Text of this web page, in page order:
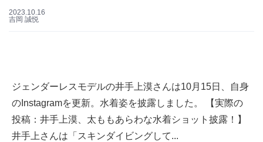
2023.10.16
吉岡 誠悦
ジェンダーレスモデルの井手上漠さんは10月15日、自身
のInstagramを更新。水着姿を披露しました。 【実際の
投稿：井手上漠、太ももあらわな水着ショット披露！】
井手上さんは「スキンダイビングして...